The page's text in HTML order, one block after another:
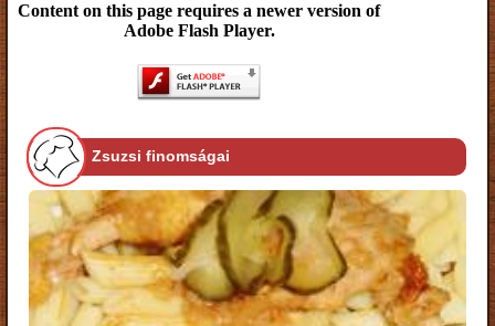
Content on this page requires a newer version of
Adobe Flash Player.
Zsuzsi finomságai